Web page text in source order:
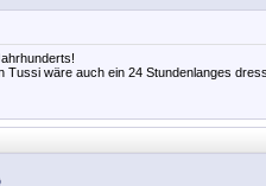
Tussi wäre auch ein 24 Stundenlanges